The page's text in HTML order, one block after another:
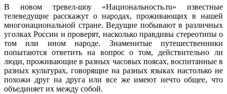
В новом тревел-шоу «Национальность.ru» известные
телеведущие расскажут о народах, проживающих в нашей
многонациональной стране. Ведущие побывают в различных
уголках России и проверят, насколько правдивы стереотипы о
том или ином народе. Знаменитые путешественники
попытаются ответить на вопрос о том, действительно ли
люди, проживающие в разных часовых поясах, воспитанные в
разных культурах, говорящие на разных языках настолько не
похожи друг на друга или все же имеют нечто общее, что
объединяет их между собой.